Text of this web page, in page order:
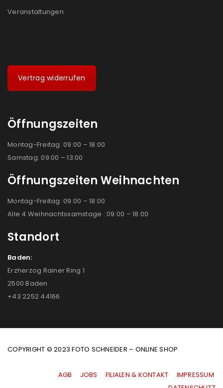
Veranstaltungen
Vertrag widerrufen
Öffnungszeiten
Montag-Freitag: 09:00 – 18:00
Samstag: 09:00 – 13:00
Öffnungszeiten Weihnachten
Montag-Freitag: 09:00 – 18:00
Alle 4 Weihnachtssamstage : 09:00 – 18:00
Standort
Baden:
Erzherzog Rainer Ring 1
2500 Baden
+43 2252 44166
COPYRIGHT © 2023 FOTO SCHNEIDER – ONLINE SHOP
AGB JOBS FILIALEN & KONTAKT
IMPRESSUM